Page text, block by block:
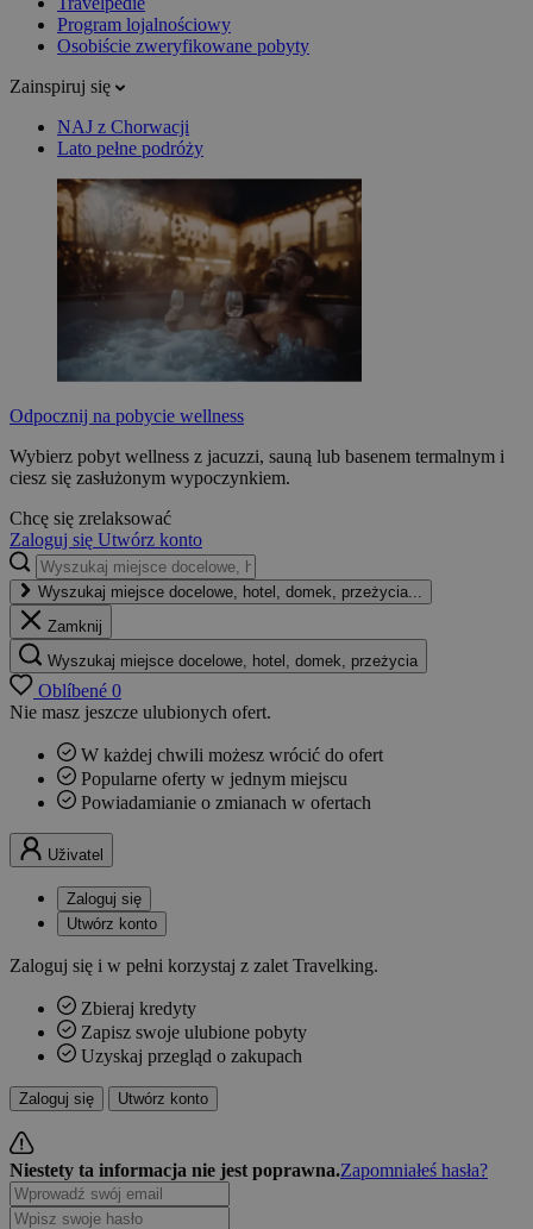
Program lojalnościowy
Osobiście zweryfikowane pobyty
Zainspiruj się
NAJ z Chorwacji
Lato pełne podróży
Odpocznij na pobycie wellness
Wybierz pobyt wellness z jacuzzi, sauną lub basenem termalnym i
ciesz się zasłużonym wypoczynkiem.
Chcę się zrelaksować
Zaloguj się Utwórz konto
Wyszukaj miejsce docelowe, hotel, domek, przeżycia...
Zamknij
Wyszukaj miejsce docelowe, hotel, domek, przeżycia
Oblíbené 0
Nie masz jeszcze ulubionych ofert.
W każdej chwili możesz wrócić do ofert
Popularne oferty w jednym miejscu
Powiadamianie o zmianach w ofertach
Uživatel
Zaloguj się
Utwórz konto
Zaloguj się i w pełni korzystaj z zalet Travelking.
Zbieraj kredyty
Zapisz swoje ulubione pobyty
Uzyskaj przegląd o zakupach
Zaloguj się Utwórz konto
Niestety ta informacja nie jest poprawna.Zapomniałeś hasła?